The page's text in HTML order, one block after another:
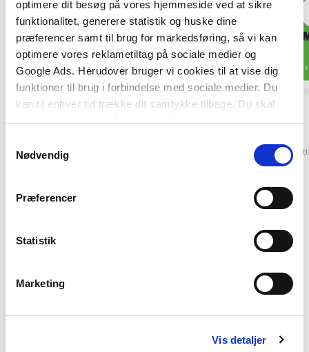
optimere dit besøg på vores hjemmeside ved at sikre
funktionalitet, generere statistik og huske dine
præferencer samt til brug for markedsføring, så vi kan
optimere vores reklametiltag på sociale medier og
Google Ads. Herudover bruger vi cookies til at vise dig
funktioner til brug i forbindelse med sociale medier. Du
kan til enhver tid trække dit samtykke tilbage. Du skal
være opmærksom på, at vores hjemmeside muligvis ikke
tilbagetrækker et samtykke.
Nødvendig
Præferencer
Statistik
Marketing
Vis detaljer
Hardcover
screening
Hardcover
Elsebeth Pedersen